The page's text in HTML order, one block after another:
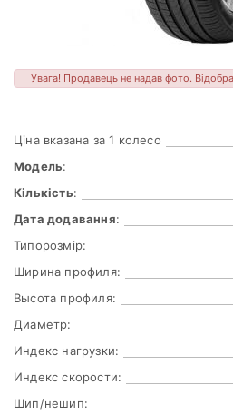
Увага! Продавець не надав фото.
Ціна вказана за 1 колесо
Модель:
Кількість:
Дата додавання:
Типорозмір:
Ширина профиля:
Высота профиля:
Диаметр:
Индекс нагрузки:
Индекс скорости:
Шип/нешип: